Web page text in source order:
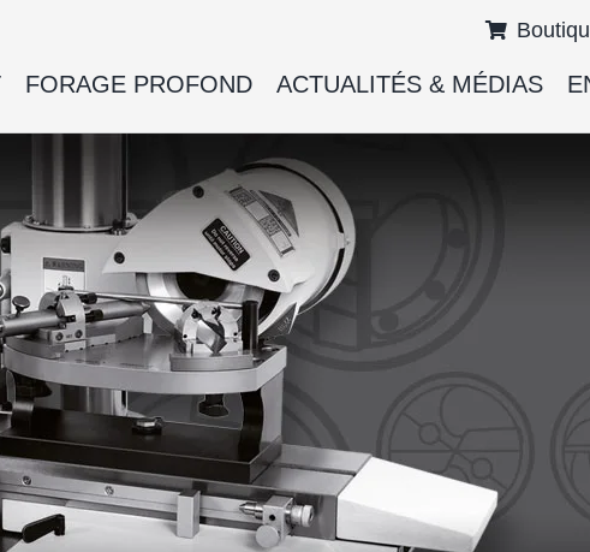
FORAGE PROFOND ACTUALITÉS & MÉDIAS